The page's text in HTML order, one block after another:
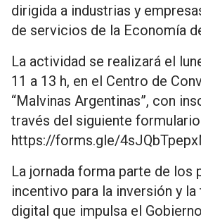
dirigida a industrias y
de servicios de la Economía
La actividad se realizará el
11 a 13 h, en el Centro de
“Malvinas Argentinas”, con
través del siguiente formulario
https://forms.gle/
La jornada forma parte de los
incentivo para la inversión y
digital que impulsa el